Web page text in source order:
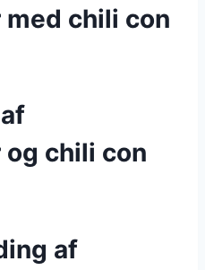
chili con
chili con
af